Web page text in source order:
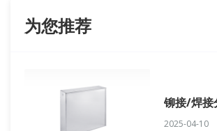
为您推荐
铆接/焊接
2025-04-10